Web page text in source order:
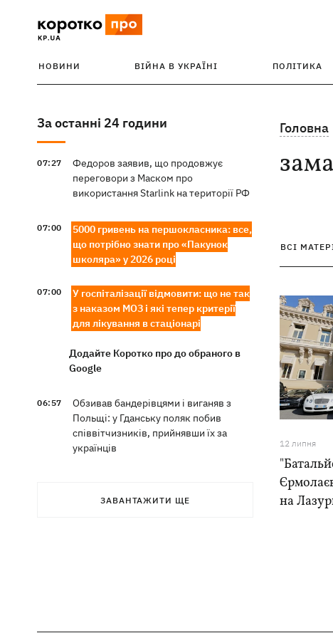
НОВИНИ ВІЙНА В УКРАЇНІ ПОЛІТИКА
За останні 24 години
07:27
Федоров заявив, що продовжує
переговори з Маском про
використання Starlink на території РФ
07:00
5000 гривень на першокласника: все,
що потрібно знати про «Пакунок
школяра» у 2026 році
07:00
У госпіталізації відмовити: що не так
з наказом МОЗ і які тепер критерії
для лікування в стаціонарі
Додайте Коротко про до обраного в
Google
06:57
Обзивав бандерівцями і виганяв з
Польщі: у Гданську поляк побив
співвітчизників, прийнявши їх за
українців
кваліфікації Ліги конференцій
21:59
ЗАВАНТАЖИТИ ЩЕ
Головна
ВСІ
12 липня
на